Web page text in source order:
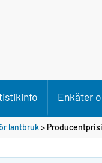
Enkäter
lantbruk>